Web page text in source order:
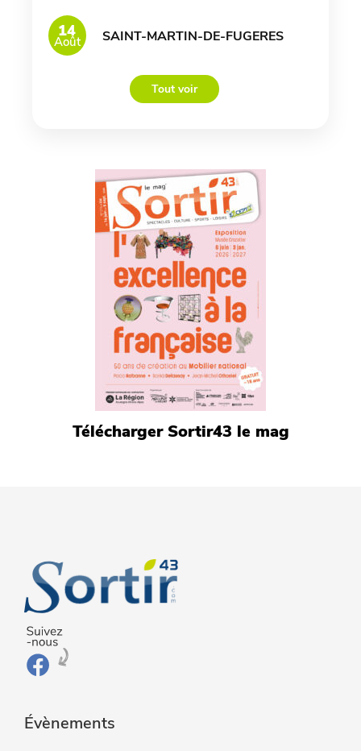
14
Août SAINT-MARTIN-DE-FUGERES
Tout voir
Télécharger Sortir43 le mag
Évènements